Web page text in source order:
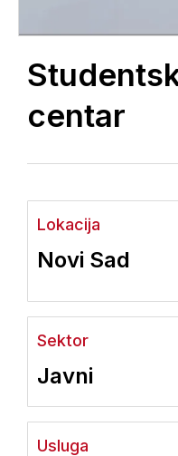
centar
Lokacija
Novi Sad
Sektor
Javni
Usluga